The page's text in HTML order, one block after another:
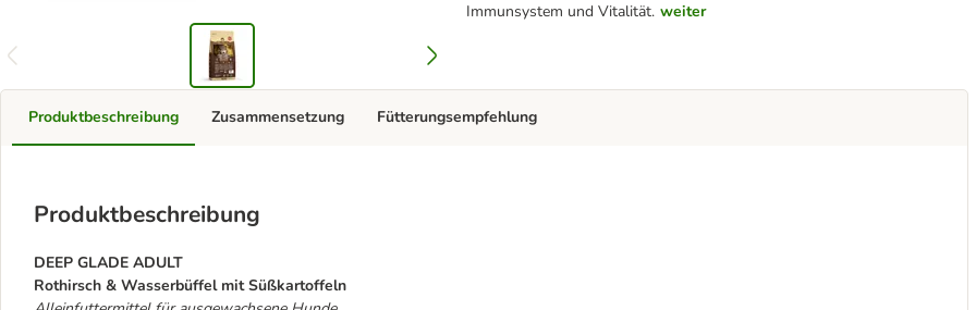
Immunsystem und Vitalität. weiter
Produktbeschreibung
Produktbeschreibung
DEEP GLADE ADULT
Rothirsch & Wasserbüffel mit Süßkartoffeln
Zusammensetzung Fütterungsempfehlung